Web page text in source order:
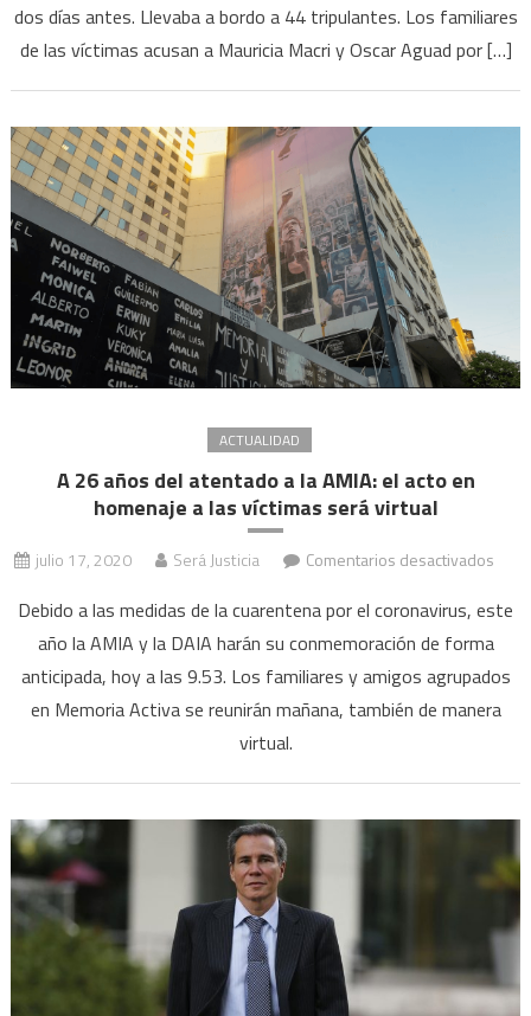
convocan
a
virtual
tres
años
del
hundimiento
del
submarino
dos días antes. Llevaba a bordo a 44 tripulantes. Los familiares
de las víctimas acusan a Mauricia Macri y Oscar Aguad por […]
ACTUALIDAD
A 26 años del atentado a la AMIA: el acto en
homenaje a las víctimas será virtual
julio 17, 2020 Será Justicia Comentarios desactivadosen
26
años
del
el
acto
en
a
las
Debido a las medidas de la cuarentena por el coronavirus, este
año la AMIA y la DAIA harán su conmemoración de forma
anticipada, hoy a las 9.53. Los familiares y amigos agrupados
en Memoria Activa se reunirán mañana, también de manera
virtual.